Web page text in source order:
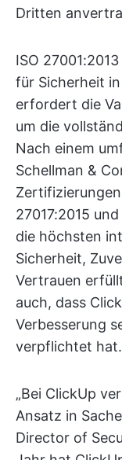
Dritten
ISO
für Sicherheit
erfordert die
um die
Nach einem
Schellman &
Zertifizierungen
27017:2015
die höchsten
Sicherheit,
Vertrauen
auch, dass
Verbesserung
verpflichtet hat.
„Bei ClickUp
Ansatz in
Director of